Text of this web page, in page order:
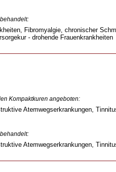
Fibromyalgie, chronischer
- drohende Frauenkrankheiten
Kompaktkuren angeboten:
Atemwegserkrankungen,
Atemwegserkrankungen,